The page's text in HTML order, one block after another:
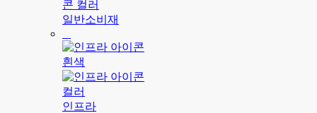
일반소비재
인프라